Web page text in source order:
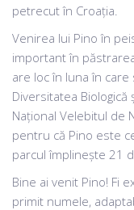
petrecut în Croația.
Venirea lui Pino în
important în
are loc în luna în
Diversitatea Biologică
Național Velebitul de
pentru că Pino este
parcul împlinește 21
Bine ai venit Pino! Fi
primit numele,